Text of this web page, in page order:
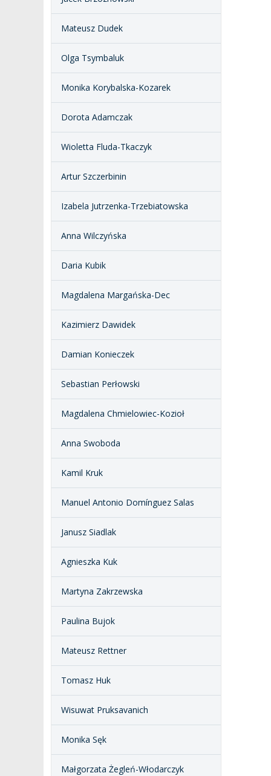
Mateusz Dudek
Olga Tsymbaluk
Monika Korybalska-Kozarek
Dorota Adamczak
Wioletta Fluda-Tkaczyk
Artur Szczerbinin
Izabela Jutrzenka-Trzebiatowska
Anna Wilczyńska
Daria Kubik
Magdalena Margańska-Dec
Kazimierz Dawidek
Damian Konieczek
Sebastian Perłowski
Magdalena Chmielowiec-Kozioł
Anna Swoboda
Kamil Kruk
Manuel Antonio Domínguez Salas
Janusz Siadlak
Agnieszka Kuk
Martyna Zakrzewska
Paulina Bujok
Mateusz Rettner
Tomasz Huk
Wisuwat Pruksavanich
Monika Sęk
Małgorzata Żegleń-Włodarczyk